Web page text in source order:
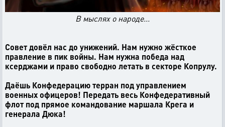
В мыслях о народе...
Совет довёл нас до унижений. Нам нужно жёсткое
правление в пик войны. Нам нужна победа над
ксерджами и право свободно летать в секторе Копрулу.
Даёшь Конфедерацию терран под управлением
военных офицеров! Передать весь Конфедеративный
флот под прямое командование маршала Крега и
генерала Дюка!